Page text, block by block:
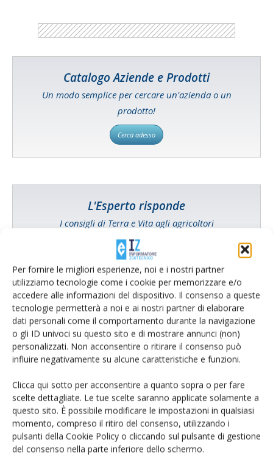
Per fornire le migliori esperienze, noi e i nostri partner
utilizziamo tecnologie come i cookie per memorizzare e/o
accedere alle informazioni del dispositivo. Il consenso a queste
tecnologie permetterà a noi e ai nostri partner di elaborare
dati personali come il comportamento durante la navigazione
o gli ID univoci su questo sito e di mostrare annunci (non)
personalizzati. Non acconsentire o ritirare il consenso può
influire negativamente su alcune caratteristiche e funzioni.
Clicca qui sotto per acconsentire a quanto sopra o per fare
scelte dettagliate. Le tue scelte saranno applicate solamente a
questo sito. È possibile modificare le impostazioni in qualsiasi
momento, compreso il ritiro del consenso, utilizzando i
pulsanti della Cookie Policy o cliccando sul pulsante di gestione
del consenso nella parte inferiore dello schermo.
Catalogo Aziende e Prodotti
Un modo semplice per cercare un'azienda o un
prodotto!
Cerca adesso
L'Esperto risponde
I consigli di Terra e Vita agli agricoltori
Cerca adesso
Rimani aggiornato sul mondo
dell’agricoltura